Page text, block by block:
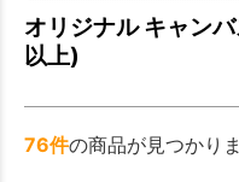
オリジナル キャン
以上)
76件の商品が見つかり